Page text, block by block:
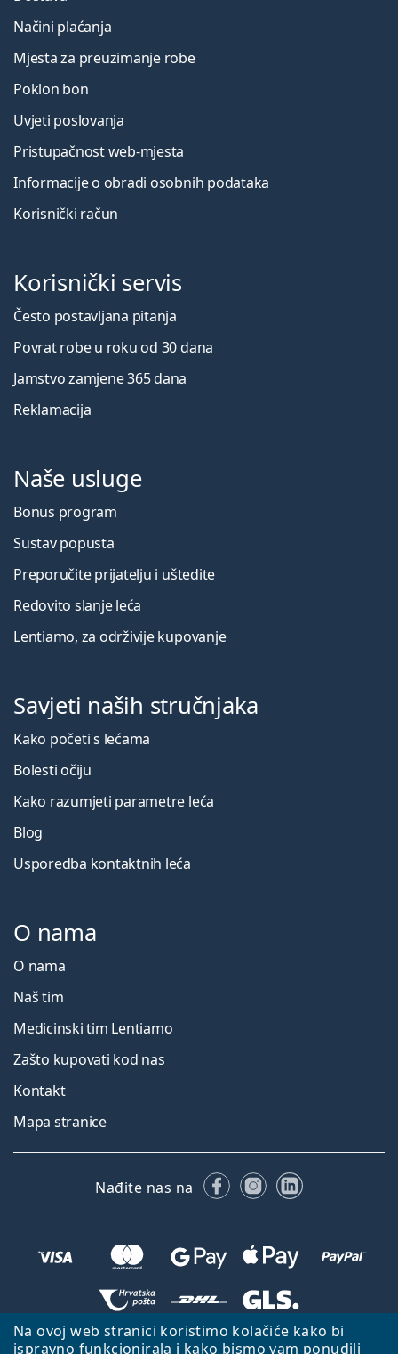
Na ovoj web stranici koristimo kolačiće kako bi
ispravno funkcionirala i kako bismo vam ponudili
Načini plaćanja
Mjesta za preuzimanje robe
Poklon bon
Uvjeti poslovanja
Pristupačnost web-mjesta
Informacije o obradi osobnih podataka
Korisnički račun
Korisnički servis
Često postavljana pitanja
Povrat robe u roku od 30 dana
Jamstvo zamjene 365 dana
Reklamacija
Naše usluge
Bonus program
Sustav popusta
Preporučite prijatelju i uštedite
Redovito slanje leća
Lentiamo, za održivije kupovanje
Savjeti naših stručnjaka
Kako početi s lećama
Bolesti očiju
Kako razumjeti parametre leća
Blog
Usporedba kontaktnih leća
O nama
O nama
Naš tim
Medicinski tim Lentiamo
Zašto kupovati kod nas
Kontakt
Mapa stranice
Nađite nas na FacebookuInstagramu
LinkedIn
Natrag na početnu stranicu